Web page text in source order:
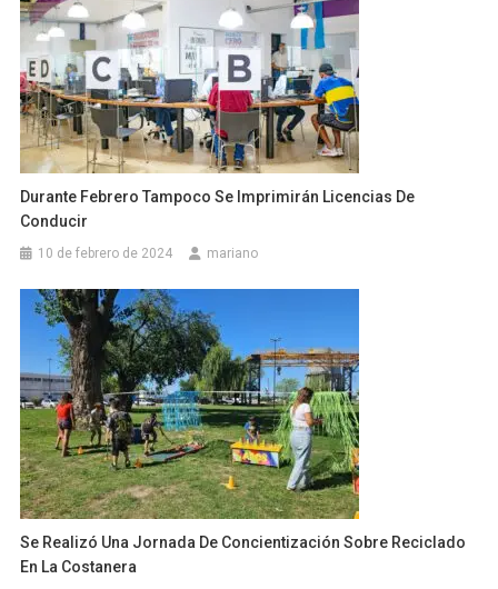
Durante Febrero Tampoco Se Imprimirán Licencias De
Conducir
10 de febrero de 2024 mariano
Se Realizó Una Jornada De Concientización Sobre Reciclado
En La Costanera